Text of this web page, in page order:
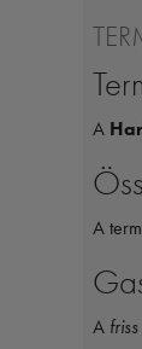
A
A
A